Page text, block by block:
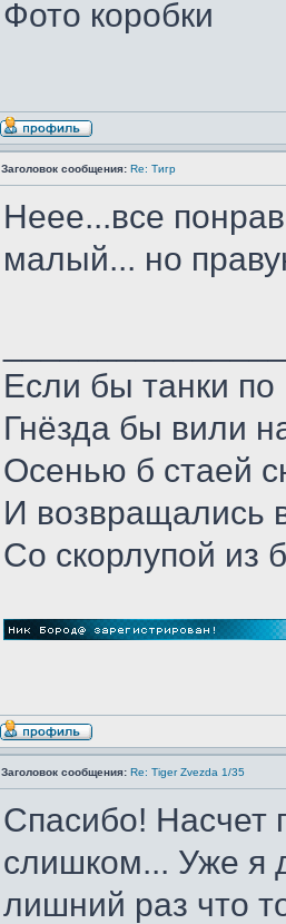
Фото коробки
Заголовок сообщения: Re: Тигр
Неее...все
малый... но
Если бы танки по
Гнёзда бы вили
Осенью б стаей
И возвращались
Со скорлупой из
Заголовок сообщения: Re: Tiger Zvezda 1/35
Спасибо! Насчет
слишком... Уже я
лишний раз что